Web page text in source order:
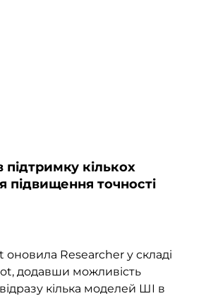
кількох
точності
Researcher у складі
додавши можливість
кілька моделей ШІ в